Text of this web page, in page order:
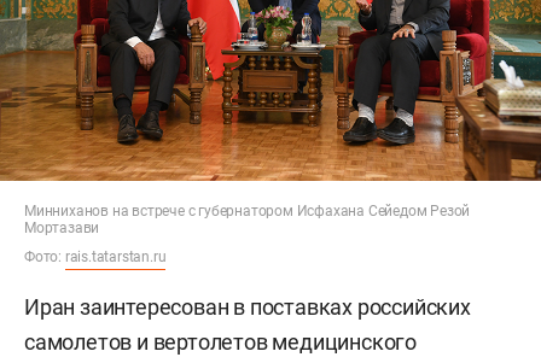
Минниханов на встрече с губернатором Исфахана Сейедом Резой
Мортазави
Фото: rais.tatarstan.ru
Иран заинтересован в поставках российских
самолетов и вертолетов медицинского